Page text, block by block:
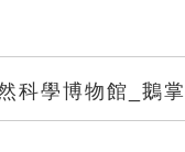
科學博物館_鵝